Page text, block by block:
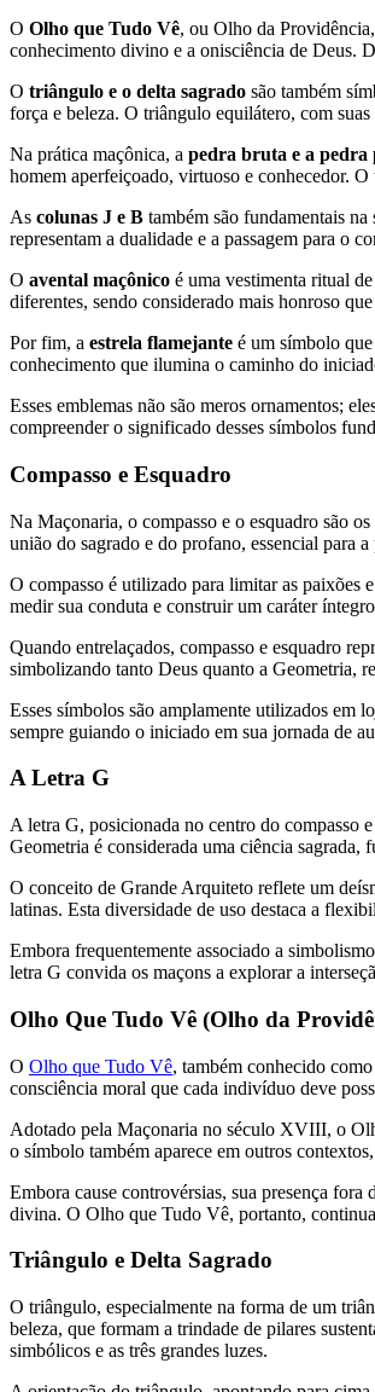
O Olho que Tudo Vê, ou Olho da
conhecimento divino e a onisciência de Deus.
O triângulo e o delta sagrado são também
força e beleza. O triângulo equilátero, com
Na prática maçônica, a pedra bruta e a pedra
homem aperfeiçoado, virtuoso e conhecedor.
As colunas J e B também são fundamentais
representam a dualidade e a passagem para o
O avental maçônico é uma vestimenta ritual
diferentes, sendo considerado mais honroso
Por fim, a estrela flamejante é um símbolo
conhecimento que ilumina o caminho do
Esses emblemas não são meros ornamentos;
compreender o significado desses símbolos
Compasso e Esquadro
Na Maçonaria, o compasso e o esquadro são
união do sagrado e do profano, essencial para
O compasso é utilizado para limitar as paixões
medir sua conduta e construir um caráter
Quando entrelaçados, compasso e esquadro
simbolizando tanto Deus quanto a Geometria,
Esses símbolos são amplamente utilizados em
sempre guiando o iniciado em sua jornada de
A Letra G
A letra G, posicionada no centro do compasso
Geometria é considerada uma ciência sagrada,
O conceito de Grande Arquiteto reflete um
latinas. Esta diversidade de uso destaca a
Embora frequentemente associado a
letra G convida os maçons a explorar a
Olho Que Tudo Vê (Olho da
O Olho que Tudo Vê, também conhecido
consciência moral que cada indivíduo deve
Adotado pela Maçonaria no século XVIII, o
o símbolo também aparece em outros
Embora cause controvérsias, sua presença
divina. O Olho que Tudo Vê, portanto,
Triângulo e Delta Sagrado
O triângulo, especialmente na forma de um
beleza, que formam a trindade de pilares
simbólicos e as três grandes luzes.